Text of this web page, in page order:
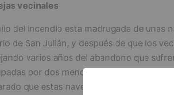
vecinales
del incendio esta madrugada de unas
de San Julián, y después de que los
varios años del abandono que
por dos mendigos, la portavoz
que estas naves se encuentran en